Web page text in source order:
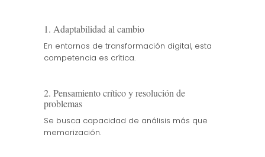
1. Adaptabilidad al cambio
En entornos de transformación digital, esta
competencia es crítica.
2. Pensamiento crítico y resolución de
problemas
Se busca capacidad de análisis más que
memorización.